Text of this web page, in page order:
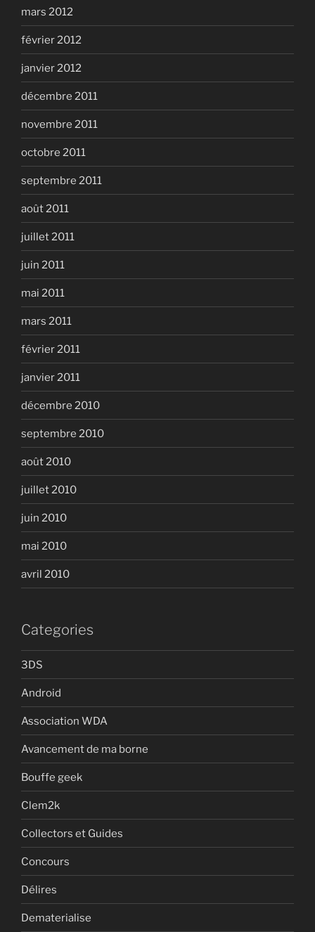
mars 2012
février 2012
janvier 2012
décembre 2011
novembre 2011
octobre 2011
septembre 2011
août 2011
juillet 2011
juin 2011
mai 2011
mars 2011
février 2011
janvier 2011
décembre 2010
septembre 2010
août 2010
juillet 2010
juin 2010
mai 2010
avril 2010
Categories
3DS
Android
Association WDA
Avancement de ma borne
Bouffe geek
Clem2k
Collectors et Guides
Concours
Délires
Dematerialise